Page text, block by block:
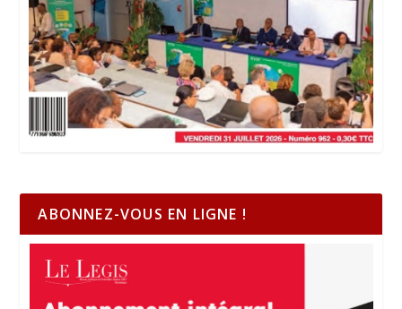
ABONNEZ-VOUS EN LIGNE !